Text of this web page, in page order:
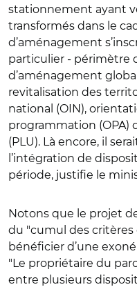
stationnement ayant
transformés dans le
d’aménagement
particulier - périmètre
d’aménagement
revitalisation des
national (OIN),
programmation (OPA)
(PLU). Là encore, il
l’intégration de
période, justifie le
Notons que le projet
du "cumul des critères
bénéficier d’une
"Le propriétaire du
entre plusieurs